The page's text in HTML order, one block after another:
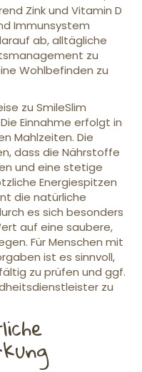
Zink und Vitamin D
Immunsystem
ab, alltägliche
zu
Wohlbefinden zu
zu SmileSlim
Einnahme erfolgt in
Mahlzeiten. Die
dass die Nährstoffe
und eine stetige
Energiespitzen
die natürliche
es sich besonders
auf eine saubere,
Für Menschen mit
ist es sinnvoll,
zu prüfen und ggf.
zu